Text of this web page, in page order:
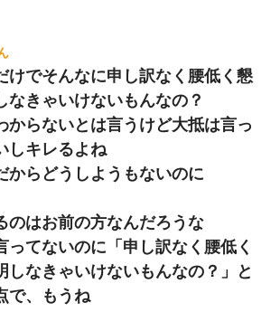
けでそんなに申し訳なく腰低く懇
なきゃいけないもんなの？
からないとは言うけど大抵は言っ
しキレるよね
からどうしようもないのに
のはお前の方なんだろうな
ってないのに「申し訳なく腰低く
しなきゃいけないもんなの？」と
で、もうね